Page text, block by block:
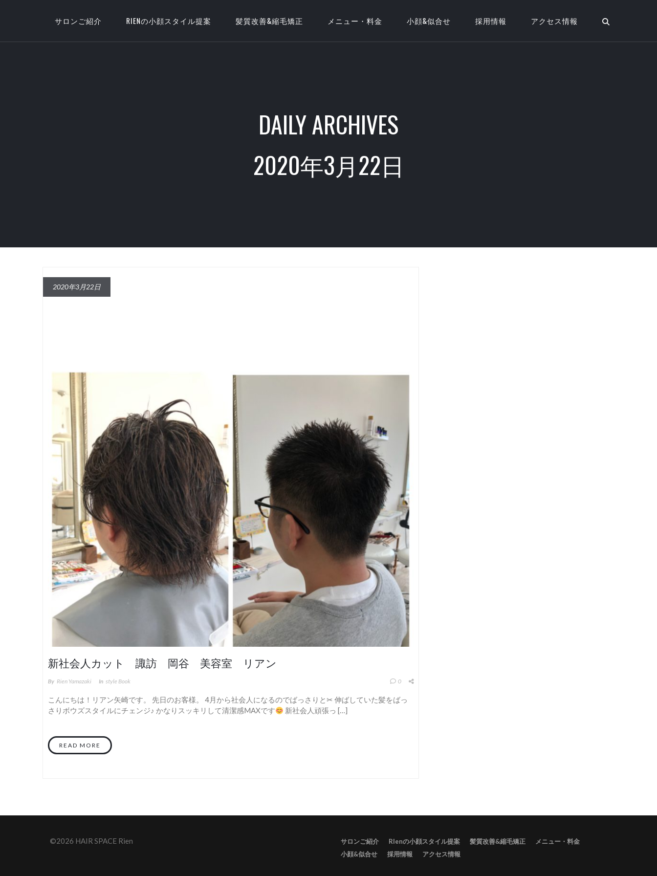
サロンご紹介 RIENの小顔スタイル提案 髪質改善&縮毛矯正 メニュー・料金 小顔&似合せ 採用情報 アクセス情報
DAILY ARCHIVES
2020年3月22日
2020年3月22日
新社会人カット 諏訪 岡谷 美容室 リアン
By Rien Yamazaki In Style Book 0
こんにちは！リアン矢崎です。 先日のお客様。 4月から社会人になるのでばっさりと✂︎ 伸ばしていた髪をばっ
さりボウズスタイルにチェンジ♪ かなりスッキリして清潔感MAXです
新社会人頑張っ […]
READ MORE
サロンご紹介 RIenの小顔スタイル提案 髪質改善&縮毛矯正
メニュー・料金
小顔&似合せ
採用情報 アクセス情報
©2026 HAIR SPACE Rien